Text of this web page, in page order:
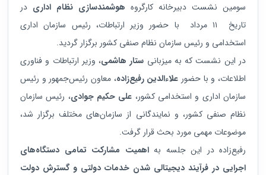
سومین نشست دبیرخانه کارگروه هوشمندسازی نظام اداری در
تاریخ ۱۱ مرداد با حضور وزیر ارتباطات، رئیس سازمان اداری
استخدامی و رئیس سازمان نظام صنفی کشور برگزار گردید.
در این نشست که به میزبانی ستار هاشمی، وزیر ارتباطات و فناوری
اطلاعات، و با حضور علاءالدین رفیع‌زاده، معاون رئیس‌جمهور و رئیس
سازمان اداری و استخدامی کشور، علی حکیم جوادی، رئیس سازمان
نظام صنفی کشور، و نمایندگانی از سازمان‌های مختلف برگزار شد،
موضوعات مهمی مورد بحث قرار گرفت.
رفیع‌زاده در این جلسه بهاهمیت مشارکت تمامی دستگاه‌های
اجرایی در فرآیند دیجیتالی شدن خدمات دولتی و گسترش دولت